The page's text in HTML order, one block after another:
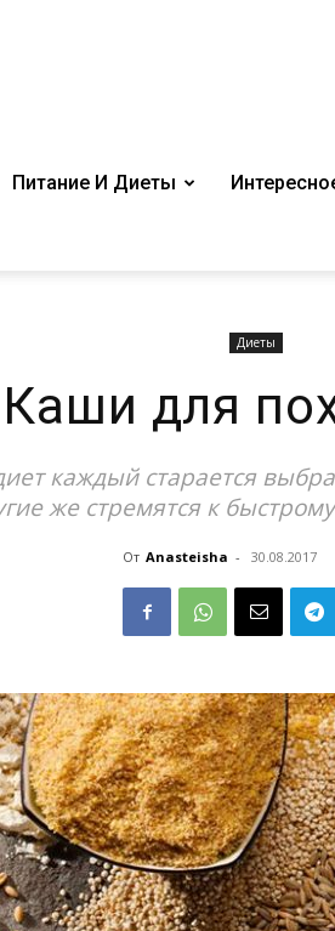
Питание И Диеты
Диеты
Каши для
каждый старается
же стремятся к
От Anasteisha - 30.08.2017